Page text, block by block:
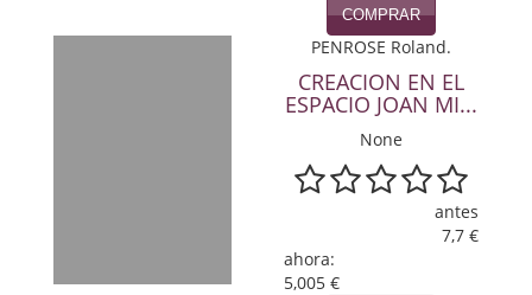
COMPRAR
PENROSE Roland.
CREACION EN EL
ESPACIO JOAN MI...
None
antes
7,7 €
ahora:
5,005 €